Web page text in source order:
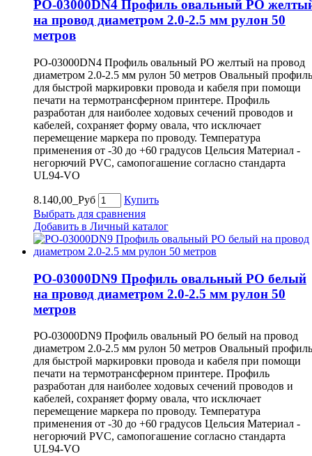
PO-03000DN4 Профиль овальный PO
на провод диаметром 2.0-2.5 мм рулон 50
метров
PO-03000DN4 Профиль овальный PO желтый на провод
диаметром 2.0-2.5 мм рулон 50 метров Овальный профиль
для быстрой маркировки провода и кабеля при помощи
печати на термотрансферном принтере. Профиль
разработан для наиболее ходовых сечений проводов и
кабелей, сохраняет форму овала, что исключает
перемещение маркера по проводу. Температура
применения от -30 до +60 градусов Цельсия Материал -
негорючий PVC, самопогашение согласно стандарта
UL94-VO
8.140,00_Руб
Купить
Выбрать для сравнения
Добавить в Личный каталог
PO-03000DN9 Профиль овальный PO белый
на провод диаметром 2.0-2.5 мм рулон 50
метров
PO-03000DN9 Профиль овальный PO белый на провод
диаметром 2.0-2.5 мм рулон 50 метров Овальный профиль
для быстрой маркировки провода и кабеля при помощи
печати на термотрансферном принтере. Профиль
разработан для наиболее ходовых сечений проводов и
кабелей, сохраняет форму овала, что исключает
перемещение маркера по проводу. Температура
применения от -30 до +60 градусов Цельсия Материал -
негорючий PVC, самопогашение согласно стандарта
UL94-VO